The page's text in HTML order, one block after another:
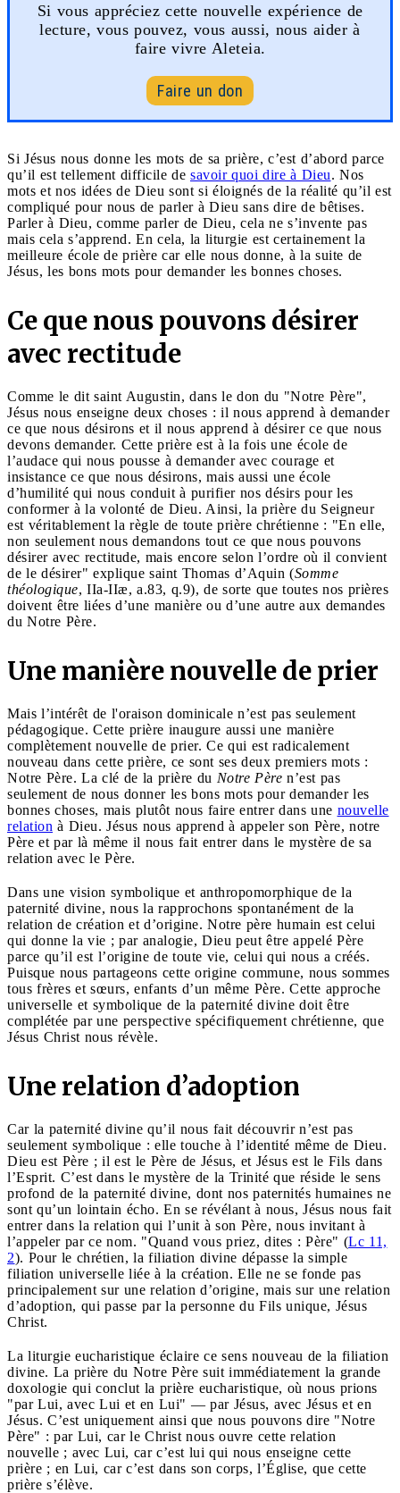
Si vous appréciez cette nouvelle expérience de
lecture, vous pouvez, vous aussi, nous aider à
faire vivre Aleteia.
Faire un don
Si Jésus nous donne les mots de sa prière, c’est d’abord parce
qu’il est tellement difficile de savoir quoi dire à Dieu. Nos
mots et nos idées de Dieu sont si éloignés de la réalité qu’il est
compliqué pour nous de parler à Dieu sans dire de bêtises.
Parler à Dieu, comme parler de Dieu, cela ne s’invente pas
mais cela s’apprend. En cela, la liturgie est certainement la
meilleure école de prière car elle nous donne, à la suite de
Jésus, les bons mots pour demander les bonnes choses.
Ce que nous pouvons désirer
avec rectitude
Comme le dit saint Augustin, dans le don du "Notre Père",
Jésus nous enseigne deux choses : il nous apprend à demander
ce que nous désirons et il nous apprend à désirer ce que nous
devons demander. Cette prière est à la fois une école de
l’audace qui nous pousse à demander avec courage et
insistance ce que nous désirons, mais aussi une école
d’humilité qui nous conduit à purifier nos désirs pour les
conformer à la volonté de Dieu. Ainsi, la prière du Seigneur
est véritablement la règle de toute prière chrétienne : "En elle,
non seulement nous demandons tout ce que nous pouvons
désirer avec rectitude, mais encore selon l’ordre où il convient
de le désirer" explique saint Thomas d’Aquin (Somme
théologique, IIa-IIæ, a.83, q.9), de sorte que toutes nos prières
doivent être liées d’une manière ou d’une autre aux demandes
du Notre Père.
Une manière nouvelle de prier
Mais l’intérêt de l'oraison dominicale n’est pas seulement
pédagogique. Cette prière inaugure aussi une manière
complètement nouvelle de prier. Ce qui est radicalement
nouveau dans cette prière, ce sont ses deux premiers mots :
Notre Père. La clé de la prière du Notre Père n’est pas
seulement de nous donner les bons mots pour demander les
bonnes choses, mais plutôt nous faire entrer dans une nouvelle
relation à Dieu. Jésus nous apprend à appeler son Père, notre
Père et par là même il nous fait entrer dans le mystère de sa
relation avec le Père.
Dans une vision symbolique et anthropomorphique de la
paternité divine, nous la rapprochons spontanément de la
relation de création et d’origine. Notre père humain est celui
qui donne la vie ; par analogie, Dieu peut être appelé Père
parce qu’il est l’origine de toute vie, celui qui nous a créés.
Puisque nous partageons cette origine commune, nous sommes
tous frères et sœurs, enfants d’un même Père. Cette approche
universelle et symbolique de la paternité divine doit être
complétée par une perspective spécifiquement chrétienne, que
Jésus Christ nous révèle.
Une relation d’adoption
Car la paternité divine qu’il nous fait découvrir n’est pas
seulement symbolique : elle touche à l’identité même de Dieu.
Dieu est Père ; il est le Père de Jésus, et Jésus est le Fils dans
l’Esprit. C’est dans le mystère de la Trinité que réside le sens
profond de la paternité divine, dont nos paternités humaines ne
sont qu’un lointain écho. En se révélant à nous, Jésus nous fait
entrer dans la relation qui l’unit à son Père, nous invitant à
l’appeler par ce nom. "Quand vous priez, dites : Père" (Lc 11,
2). Pour le chrétien, la filiation divine dépasse la simple
filiation universelle liée à la création. Elle ne se fonde pas
principalement sur une relation d’origine, mais sur une relation
d’adoption, qui passe par la personne du Fils unique, Jésus
Christ.
La liturgie eucharistique éclaire ce sens nouveau de la filiation
divine. La prière du Notre Père suit immédiatement la grande
doxologie qui conclut la prière eucharistique, où nous prions
"par Lui, avec Lui et en Lui" — par Jésus, avec Jésus et en
Jésus. C’est uniquement ainsi que nous pouvons dire "Notre
Père" : par Lui, car le Christ nous ouvre cette relation
nouvelle ; avec Lui, car c’est lui qui nous enseigne cette
prière ; en Lui, car c’est dans son corps, l’Église, que cette
prière s’élève.